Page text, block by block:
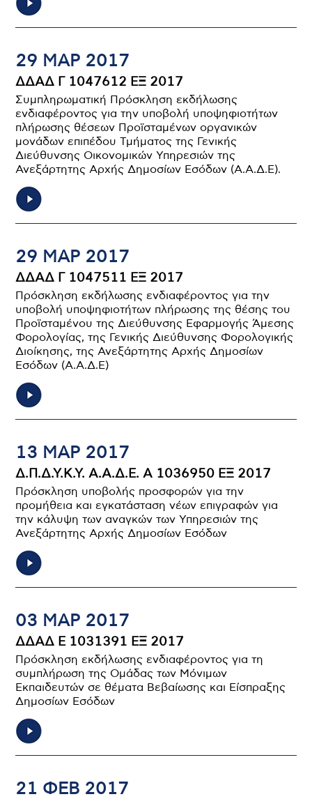
29 ΜΑΡ 2017
ΔΔΑΔ Γ 1047612 ΕΞ 2017
Συμπληρωματική Πρόσκληση εκδήλωσης
ενδιαφέροντος για την υποβολή υποψηφιοτήτων
πλήρωσης θέσεων Προϊσταμένων οργανικών
μονάδων επιπέδου Τμήματος της Γενικής
Διεύθυνσης Οικονομικών Υπηρεσιών της
Ανεξάρτητης Αρχής Δημοσίων Εσόδων (Α.Α.Δ.Ε).
29 ΜΑΡ 2017
ΔΔΑΔ Γ 1047511 ΕΞ 2017
Πρόσκληση εκδήλωσης ενδιαφέροντος για την
υποβολή υποψηφιοτήτων πλήρωσης της θέσης του
Προϊσταμένου της Διεύθυνσης Εφαρμογής Άμεσης
Φορολογίας, της Γενικής Διεύθυνσης Φορολογικής
Διοίκησης, της Ανεξάρτητης Αρχής Δημοσίων
Εσόδων (Α.Α.Δ.Ε)
13 ΜΑΡ 2017
Δ.Π.Δ.Υ.Κ.Υ. Α.Α.Δ.Ε. Α 1036950 ΕΞ 2017
Πρόσκληση υποβολής προσφορών για την
προμήθεια και εγκατάσταση νέων επιγραφών για
την κάλυψη των αναγκών των Υπηρεσιών της
Ανεξάρτητης Αρχής Δημοσίων Εσόδων
03 ΜΑΡ 2017
ΔΔΑΔ Ε 1031391 ΕΞ 2017
Πρόσκληση εκδήλωσης ενδιαφέροντος για τη
συμπλήρωση της Ομάδας των Μόνιμων
Εκπαιδευτών σε θέματα Βεβαίωσης και Είσπραξης
Δημοσίων Εσόδων
21 ΦΕΒ 2017